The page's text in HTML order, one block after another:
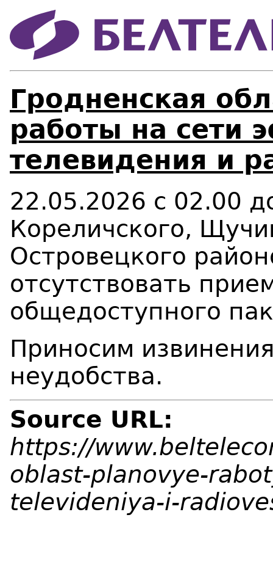
Гродненская
работы на сети
телевидения и
22.05.2026 с 02.00
Кореличского,
Островецкого
отсутствовать
общедоступного
Приносим
неудобства.
Source URL:
https://
oblast-planovye-
televideniya-i-